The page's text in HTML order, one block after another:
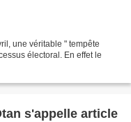
une véritable " tempête
électoral. En effet le
s'appelle article